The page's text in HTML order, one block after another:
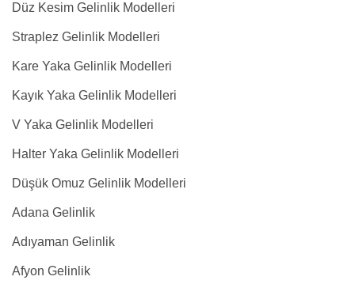
Düz Kesim Gelinlik Modelleri
Straplez Gelinlik Modelleri
Kare Yaka Gelinlik Modelleri
Kayık Yaka Gelinlik Modelleri
V Yaka Gelinlik Modelleri
Halter Yaka Gelinlik Modelleri
Düşük Omuz Gelinlik Modelleri
Adana Gelinlik
Adıyaman Gelinlik
Afyon Gelinlik